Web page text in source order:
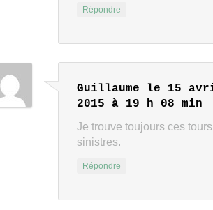
Répondre
Guillaume
le 15
2015 à 19 h 08 min
Je trouve toujours ces tours
sinistres.
Répondre